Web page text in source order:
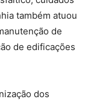
também atuou
de
de edificações
dos